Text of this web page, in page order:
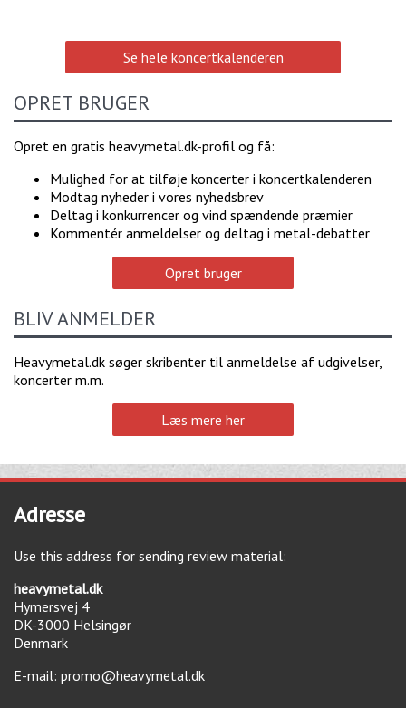
Se hele koncertkalenderen
OPRET BRUGER
Opret en gratis heavymetal.dk-profil og få:
Mulighed for at tilføje koncerter i koncertkalenderen
Modtag nyheder i vores nyhedsbrev
Deltag i konkurrencer og vind spændende præmier
Kommentér anmeldelser og deltag i metal-debatter
Opret bruger
BLIV ANMELDER
Heavymetal.dk søger skribenter til anmeldelse af udgivelser,
koncerter m.m.
Læs mere her
Adresse
Use this address for sending review material:
heavymetal.dk
Hymersvej 4
DK-3000 Helsingør
Denmark
E-mail: promo@heavymetal.dk